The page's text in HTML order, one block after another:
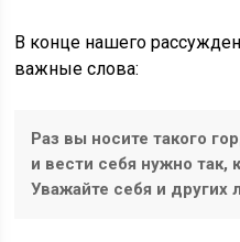
В конце нашего
важные слова:
Раз вы носите такого
и вести себя нужно так,
Уважайте себя и других